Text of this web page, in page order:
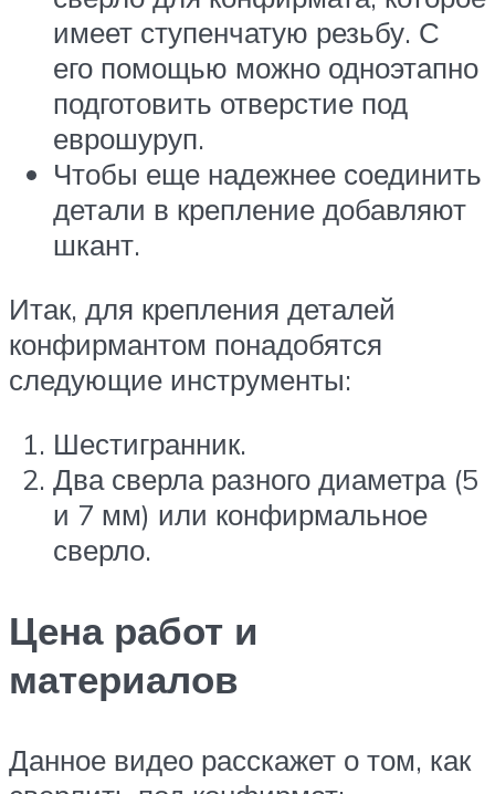
имеет ступенчатую резьбу. С
его помощью можно одноэтапно
подготовить отверстие под
еврошуруп.
Чтобы еще надежнее соединить
детали в крепление добавляют
шкант.
Итак, для крепления деталей
конфирмантом понадобятся
следующие инструменты:
Шестигранник.
Два сверла разного диаметра (5
и 7 мм) или конфирмальное
сверло.
Цена работ и
материалов
Данное видео расскажет о том, как